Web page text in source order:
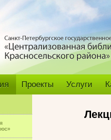
Проекты Услуги